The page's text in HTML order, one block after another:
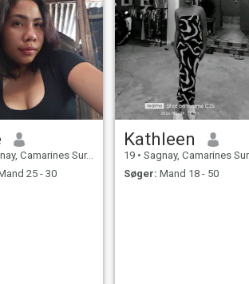
Camarines Sur, Filippinerne
25 - 30
Kathleen
19 • Sagnay, Camarines Sur, Filippinerne
Søger: Mand 18 - 50